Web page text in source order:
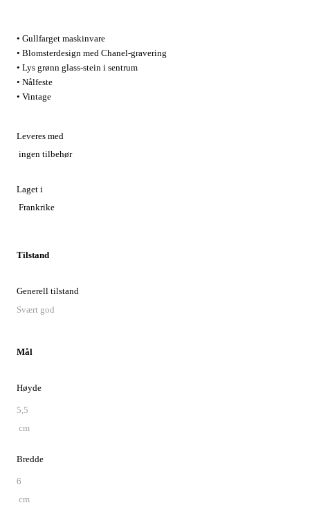
Frankrike.
• Gullfarget maskinvare
• Blomsterdesign med Chanel-gravering
• Lys grønn glass-stein i sentrum
• Nålfeste
• Vintage
Leveres med
ingen tilbehør
Laget i
Frankrike
Tilstand
Generell tilstand
Svært god
Mål
Høyde
5,5
cm
Bredde
6
cm